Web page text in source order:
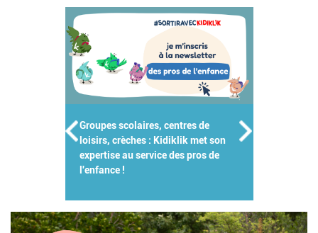
Groupes scolaires, centres de
loisirs, crèches : Kidiklik met son
expertise au service des pros de
l'enfance !